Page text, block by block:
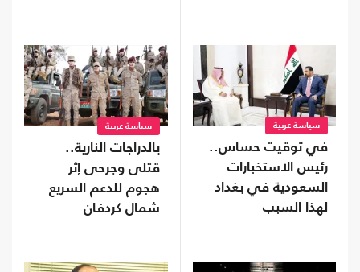
سياسة عربية
في توقيت حساس..
رئيس الاستخبارات
السعودية في بغداد
لهذا السبب
سياسة عربية
بالدراجات النارية..
قتلى وجرحى إثر
هجوم للدعم السريع
شمال كردفان